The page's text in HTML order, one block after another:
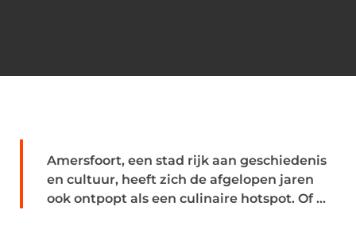
Amersfoort, een stad rijk aan geschiedenis
en cultuur, heeft zich de afgelopen jaren
ook ontpopt als een culinaire hotspot. Of ...